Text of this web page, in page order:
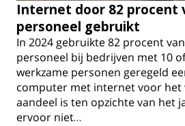
Internet door 82 procent
personeel gebruikt
In 2024 gebruikte 82 procent
personeel bij bedrijven met 10
werkzame personen geregeld
computer met internet voor het
aandeel is ten opzichte van het
ervoor niet…